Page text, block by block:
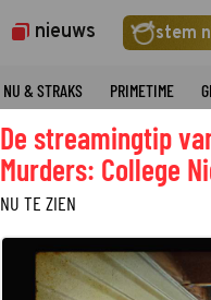
nieuws stem
NU & STRAKS PRIMETIME
De streamingtip
Murders: College
NU TE ZIEN